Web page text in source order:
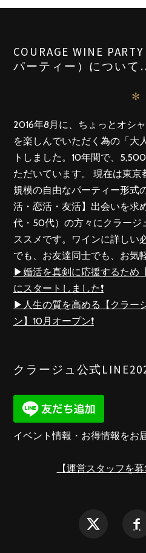
COURAGE WINE
パーティー）につい
✻
2016年8月に、ちょっとオシ
を楽しんでいただく為の「大
トしました。10年間で、
ただいています。 現在は東
規模の自由なパーティー形式
活・恋活・友活】出会いを求
代・50代）の方々にクラージ
ススメです。ワインに詳しい
でも、お友達同士でも、お気
▶︎婚活を真剣に応援するため
にスタートしました❗️
▶︎人生の質を高める【クラー
ン】10月オープン❗️
クラージュ公式
イベント情報・お得情報をお
【運営スタッフを募